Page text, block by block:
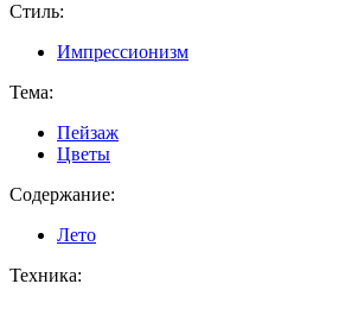
Стиль:
Импрессионизм
Тема:
Пейзаж
Цветы
Содержание:
Лето
Техника: